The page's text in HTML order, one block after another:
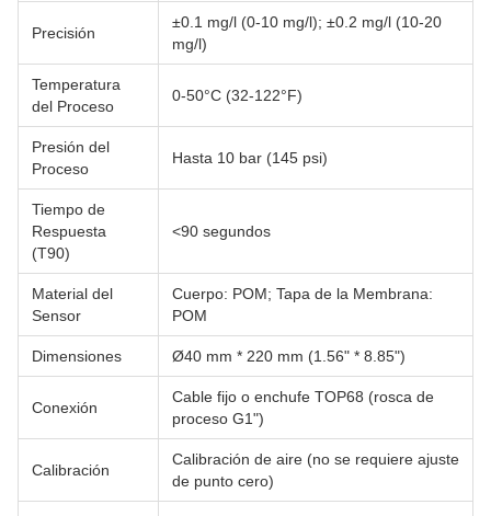
Precisión
±0.1 mg/l (0-10 mg/l); ±0.2 mg/l (10-20
mg/l)
Temperatura
del Proceso
0-50°C (32-122°F)
Presión del
Proceso
Hasta 10 bar (145 psi)
Tiempo de
Respuesta
(T90)
<90 segundos
Material del
Sensor
Cuerpo: POM; Tapa de la Membrana:
POM
Dimensiones Ø40 mm * 220 mm (1.56" * 8.85")
Conexión
Cable fijo o enchufe TOP68 (rosca de
proceso G1")
Calibración
Calibración de aire (no se requiere ajuste
de punto cero)